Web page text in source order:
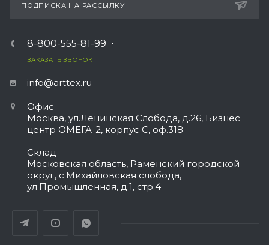
ПОДПИСКА НА РАССЫЛКУ
8-800-555-81-99
ЗАКАЗАТЬ ЗВОНОК
info@arttex.ru
Офис
Москва, ул.Ленинская Слобода, д.26, Бизнес
центр ОМЕГА-2, корпус С, оф.318
Склад
Московская область, Раменский городской
округ, с.Михайловская слобода,
ул.Промышленная, д.1, стр.4